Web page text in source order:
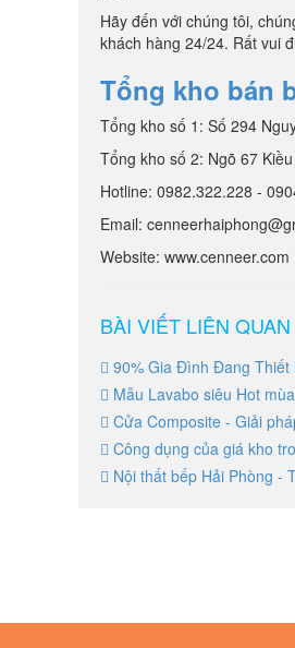
Hãy đến với chúng tôi,
khách hàng 24/24. Rất vui
Tổng kho bán
Tổng kho số 1: Số 294
Tổng kho số 2: Ngõ 67
Hotline: 0982.322.228 -
Email:
Website: www.cenneer.com
BÀI VIẾT LIÊN QUAN
90% Gia Đình Đang Thiết
Mẫu Lavabo siêu Hot
Cửa Composite - Giải
Công dụng của giá kho
Nội thất bếp Hải Phòng -